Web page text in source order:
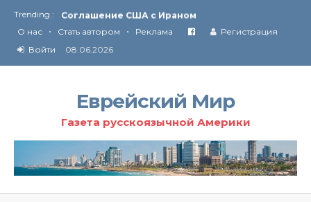
Trending :
Соглашение США с Ираном
Технология Революции в Иране
О нас • Стать автором • Реклама
Регистрация
Войти
08.06.2026
Еврейский Мир
Газета русскоязычной Америки